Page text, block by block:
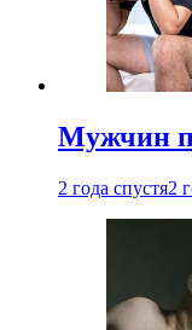
Мужчин
2 года спустя2